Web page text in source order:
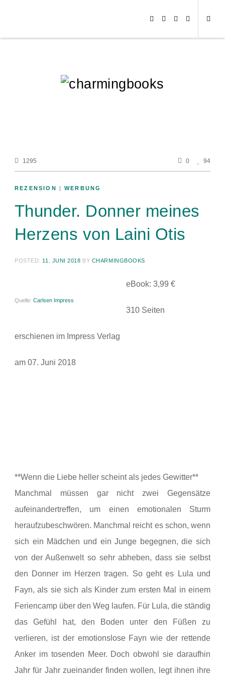
1295 0 94
REZENSION | WERBUNG
Thunder. Donner meines
Herzens von Laini Otis
POSTED: 11. JUNI 2018 BY CHARMINGBOOKS
Quelle: Carlsen Impress
eBook: 3,99 €
310 Seiten
erschienen im Impress Verlag
am 07. Juni 2018
**Wenn die Liebe heller scheint als jedes Gewitter**
Manchmal müssen gar nicht zwei Gegensätze
aufeinandertreffen, um einen emotionalen Sturm
heraufzubeschwören. Manchmal reicht es schon, wenn
sich ein Mädchen und ein Junge begegnen, die sich
von der Außenwelt so sehr abheben, dass sie selbst
den Donner im Herzen tragen. So geht es Lula und
Fayn, als sie sich als Kinder zum ersten Mal in einem
Feriencamp über den Weg laufen. Für Lula, die ständig
das Gefühl hat, den Boden unter den Füßen zu
verlieren, ist der emotionslose Fayn wie der rettende
Anker im tosenden Meer. Doch obwohl sie daraufhin
Jahr für Jahr zueinander finden wollen, legt ihnen ihre